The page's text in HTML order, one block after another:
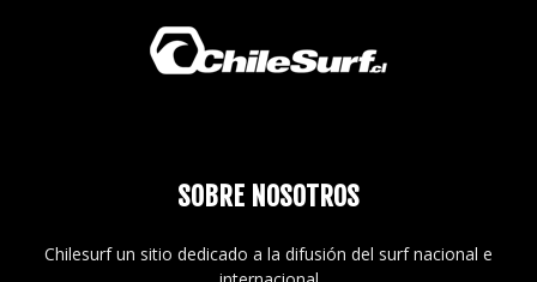
SOBRE NOSOTROS
Chilesurf un sitio dedicado a la difusión del surf nacional e